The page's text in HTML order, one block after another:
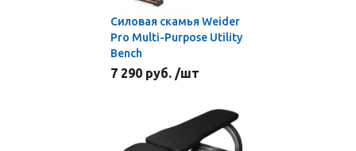
Силовая скамья Weider
Pro Multi-Purpose Utility
Bench
7 290 руб. /шт